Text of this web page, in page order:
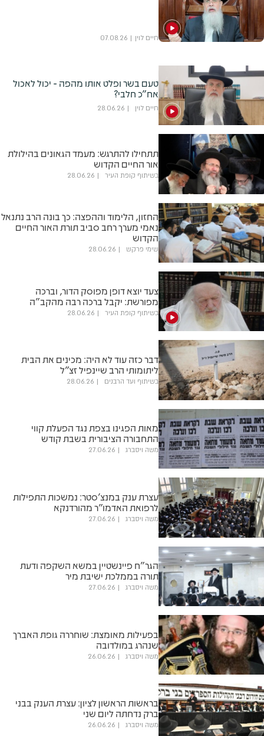
חיים לוין 07.08.26
טעם בשר ופלט אותו מהפה - יכול לאכול
אח"כ חלבי?
חיים לוין 28.06.26
תתחילו להתרגש: מעמד הגאונים בהילולת
אור החיים הקדוש
בשיתוף קופת העיר 28.06.26
החזון, הלימוד וההפצה: כך בונה הרב נתנאל
נאמי מערך רחב סביב תורת האור החיים
הקדוש
שימי פרקש 28.06.26
צעד יוצא דופן מפוסק הדור, וברכה
מפורשת: יקבל ברכה רבה מהקב"ה
בשיתוף קופת העיר 28.06.26
דבר כזה עוד לא היה: מכינים את הבית
ליתומותי הרב שיינפיל זצ"ל
בשיתוף ועד הרבנים 28.06.26
מאות הפגינו בצפת נגד הפעלת קווי
התחבורה הציבורית בשבת קודש
משה ויסברג 27.06.26
עצרת ענק במנצ'סטר: נמשכות התפילות
לרפואת האדמו"ר מהורדנקא
משה ויסברג 27.06.26
הגר"ח פיינשטיין במשא השקפה ודעת
תורה בממלכת ישיבת מיר
משה ויסברג 27.06.26
בפעילות מאומצת: שוחררה גופת האברך
שנהרג במולדובה
משה ויסברג 26.06.26
בראשות הראשון לציון: עצרת הענק בבני
ברק נדחתה ליום שני
משה ויסברג 26.06.26